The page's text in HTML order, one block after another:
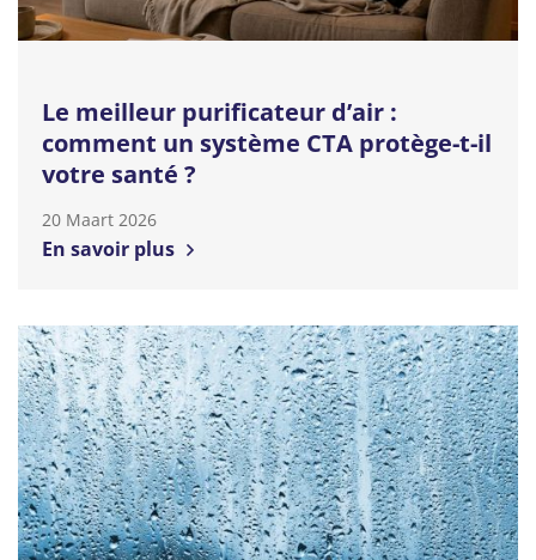
Le meilleur purificateur d’air :
comment un système CTA protège-t-il
votre santé ?
20 Maart 2026
En savoir plus